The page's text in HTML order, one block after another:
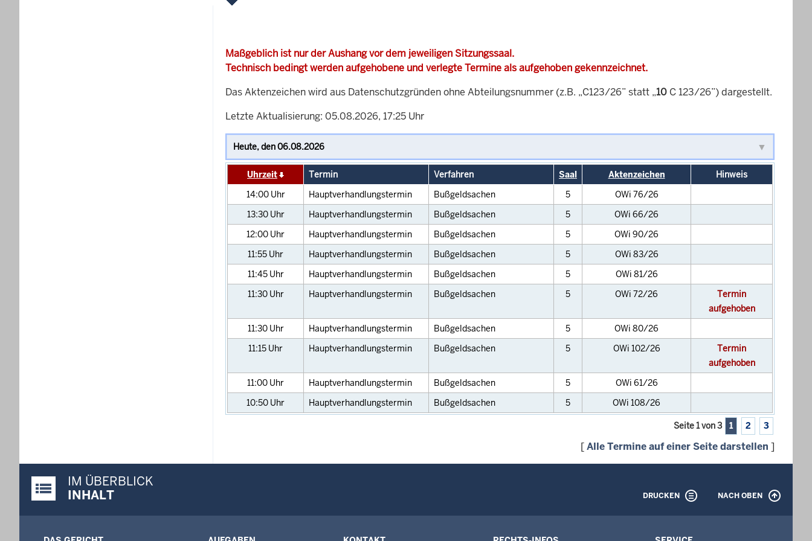
Maßgeblich ist nur der Aushang vor dem jeweiligen Sitzungssaal.
Technisch bedingt werden aufgehobene und verlegte Termine als aufgehoben gekennzeichnet.
Das Aktenzeichen wird aus Datenschutzgründen ohne Abteilungsnummer (z.B. „C123/26” statt „10 C 123/26”) dargestellt.
Letzte Aktualisierung: 05.08.2026, 17:25 Uhr
Uhrzeit Termin Verfahren Saal Aktenzeichen
Hinweis
14:00 Uhr Hauptverhandlungstermin Bußgeldsachen 5
OWi 76/26
13:30 Uhr Hauptverhandlungstermin Bußgeldsachen 5
OWi 66/26
12:00 Uhr Hauptverhandlungstermin Bußgeldsachen 5
OWi 90/26
11:55 Uhr Hauptverhandlungstermin Bußgeldsachen 5
OWi 83/26
11:45 Uhr Hauptverhandlungstermin Bußgeldsachen 5
OWi 81/26
11:30 Uhr Hauptverhandlungstermin Bußgeldsachen 5 OWi 72/26
Termin
aufgehoben
11:30 Uhr Hauptverhandlungstermin Bußgeldsachen 5
OWi 80/26
11:15 Uhr Hauptverhandlungstermin Bußgeldsachen 5 OWi 102/26
Termin
aufgehoben
11:00 Uhr Hauptverhandlungstermin Bußgeldsachen 5
OWi 61/26
10:50 Uhr Hauptverhandlungstermin Bußgeldsachen 5 OWi 108/26
Seite 1 von 3 1 2 3
[Alle Termine auf einer Seite darstellen ]
Justiz-Portal im Überblick:
IM ÜBERBLICK
INHALT
DRUCKEN NACH OBEN